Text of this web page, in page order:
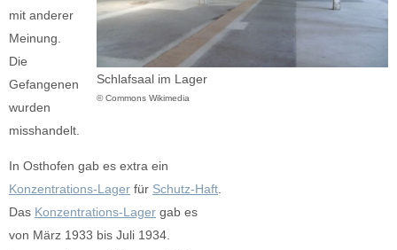
Schlafsaal im Lager
© Commons Wikimedia
mit anderer
Meinung.
Die
Gefangenen
wurden
misshandelt.
In Osthofen gab es extra ein
Konzentrations-Lager für Schutz-Haft.
Das Konzentrations-Lager gab es
von März 1933 bis Juli 1934.